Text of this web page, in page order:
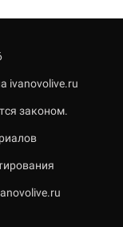
ivanovolive.ru
законом.